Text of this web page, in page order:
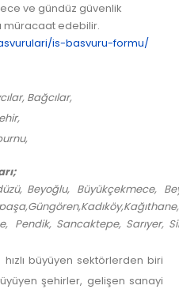
ve gündüz güvenlik
müracaat edebilir.
is-basvuru-formu/
Bağcılar,
Beyoğlu, Büyükçekmece,
Pendik, Sancaktepe, Sarıyer,
büyüyen sektörlerden biri
şehirler, gelişen sanayi